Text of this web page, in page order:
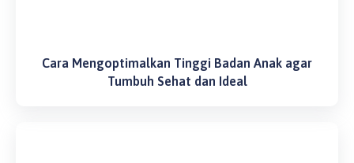
Cara Mengoptimalkan Tinggi Badan Anak agar
Tumbuh Sehat dan Ideal